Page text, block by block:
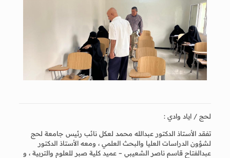
لحج / اياد وادي :
تفقد الأستاذ الدكتور عبدالله محمد لعكل نائب رئيس جامعة لحج
لشؤون الدراسات العليا والبحث العلمي ، ومعه الأستاذ الدكتور
عبدالفتاح قاسم ناصر الشعيبي – عميد كلية صبر للعلوم والتربية ، و